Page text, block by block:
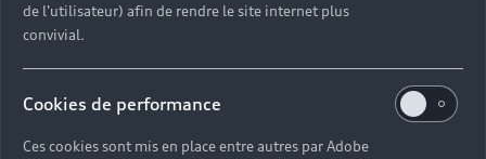
de l'utilisateur) afin de rendre le site internet plus
convivial.
Cookies de performance
Ces cookies sont mis en place entre autres par Adobe